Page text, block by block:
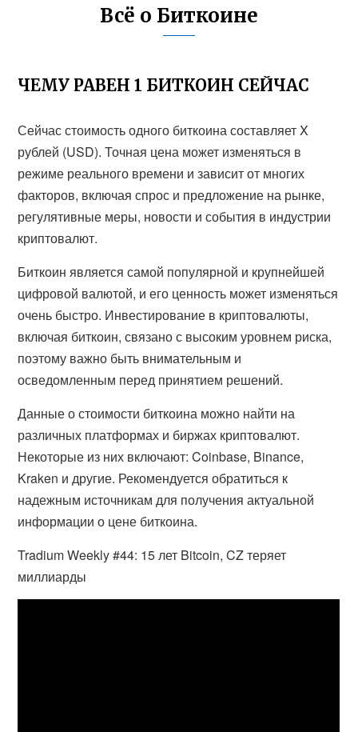
Всё о Биткоине
ЧЕМУ РАВЕН 1 БИТКОИН СЕЙЧАС
Сейчас стоимость одного биткоина составляет X
рублей (USD). Точная цена может изменяться в
режиме реального времени и зависит от многих
факторов, включая спрос и предложение на рынке,
регулятивные меры, новости и события в индустрии
криптовалют.
Биткоин является самой популярной и крупнейшей
цифровой валютой, и его ценность может изменяться
очень быстро. Инвестирование в криптовалюты,
включая биткоин, связано с высоким уровнем риска,
поэтому важно быть внимательным и
осведомленным перед принятием решений.
Данные о стоимости биткоина можно найти на
различных платформах и биржах криптовалют.
Некоторые из них включают: Coinbase, Binance,
Kraken и другие. Рекомендуется обратиться к
надежным источникам для получения актуальной
информации о цене биткоина.
Tradium Weekly #44: 15 лет Bitcoin, CZ теряет
миллиарды